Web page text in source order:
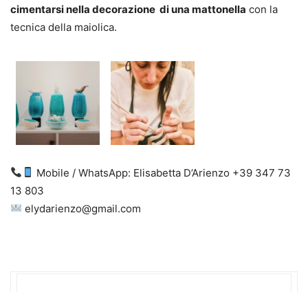
cimentarsi nella decorazione di una mattonella con la
tecnica della maiolica.
Mobile / WhatsApp: Elisabetta D’Arienzo +39 347 73
13 803
elydarienzo@gmail.com